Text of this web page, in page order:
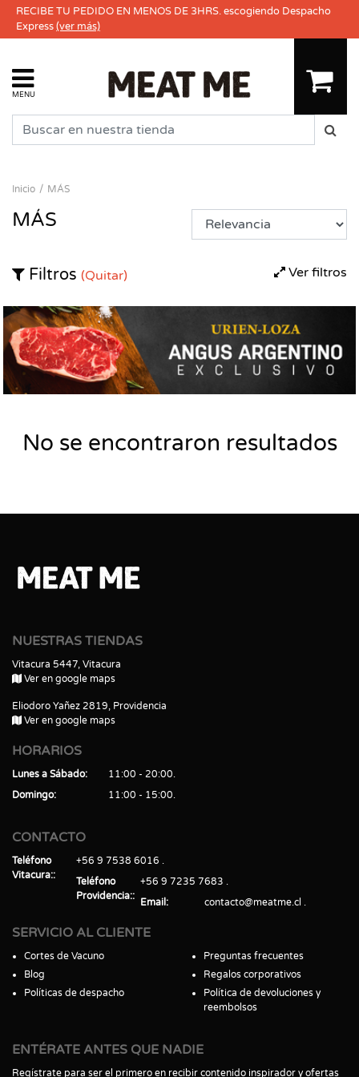
RECIBE TU PEDIDO EN MENOS DE 3HRS. escogiendo Despacho
Express(ver más)
MENU
Inicio MÁS
MÁS
Ver filtros
Filtros (Quitar)
No se encontraron resultados
NUESTRAS TIENDAS
Vitacura 5447, Vitacura
Ver en google maps
Eliodoro Yañez 2819, Providencia
Ver en google maps
HORARIOS
Lunes a Sábado
11:00 - 20:00
Domingo
11:00 - 15:00
CONTACTO
Teléfono
Vitacura:
+56 9 7538 6016
Teléfono
Providencia:
+56 9 7235 7683
Email
contacto@meatme.cl
SERVICIO AL CLIENTE
Cortes de Vacuno
Blog
Políticas de despacho
Preguntas frecuentes
Regalos corporativos
Política de devoluciones y
reembolsos
ENTÉRATE ANTES QUE NADIE
Regístrate para ser el primero en recibir contenido inspirador y ofertas